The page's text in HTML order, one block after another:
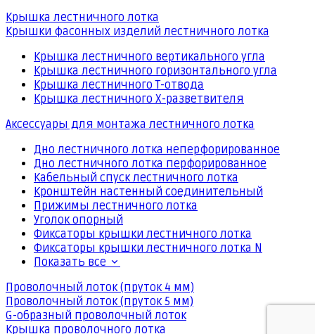
Крышка лестничного лотка
Крышки фасонных изделий лестничного лотка
Крышка лестничного вертикального угла
Крышка лестничного горизонтального угла
Крышка лестничного Т-отвода
Крышка лестничного Х-разветвителя
Аксессуары для монтажа лестничного лотка
Дно лестничного лотка неперфорированное
Дно лестничного лотка перфорированное
Кабельный спуск лестничного лотка
Кронштейн настенный соединительный
Прижимы лестничного лотка
Уголок опорный
Фиксаторы крышки лестничного лотка
Фиксаторы крышки лестничного лотка N
Показать все
Проволочный лоток (пруток 4 мм)
Проволочный лоток (пруток 5 мм)
G-образный проволочный лоток
Крышка проволочного лотка